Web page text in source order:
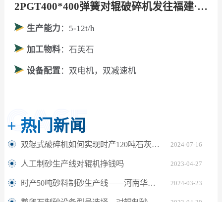
2PGT400*400弹簧对辊破碎机发往福建·厦门！
生产能力 ：5-12t/h
加工物料：石英石
设备配置：双电机，双减速机
+ 热门新闻
2024-07-16
双辊式破碎机如何实现时产120吨石灰石制砂？
2023-04-27
人工制砂生产线对辊机挣钱吗
2024-03-23
时产50吨砂料制砂生产线——河南华盛铭制砂机厂家